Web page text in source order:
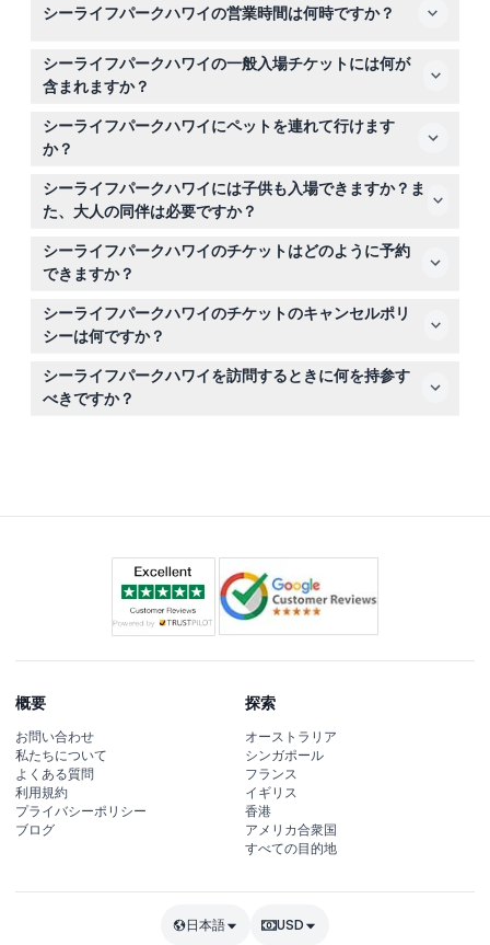
シーライフパークハワイの営業時間は何時ですか？
シーライフパークハワイは毎日午前10時から午後4時まで
営業していますが、火曜日は休園日です（変更される場合
がありますので、ご予約時にご確認ください）。
シーライフパークハワイの一般入場チケットには何が
含まれますか？
一般入場チケットには、すべてのショーや展示、トレーナ
ーによるライブトーク、インタラクティブな給餌デモンス
トレーションが一日中含まれます。
シーライフパークハワイにペットを連れて行けます
か？
ペットはパーク内に入れませんが、サービス動物は歓迎さ
れます。
シーライフパークハワイには子供も入場できますか？ま
た、大人の同伴は必要ですか？
4歳から12歳のお子様は入場可能ですが、18歳未満の訪問
者は大人の同伴が必要です。
シーライフパークハワイのチケットはどのように予約
できますか？
このウェブサイト上で便利にオンライン予約ができ、お好
みの日付の空き状況も確認できます。
シーライフパークハワイのチケットのキャンセルポリ
シーは何ですか？
チケットは返金不可でキャンセルできません。予約時に選
択した日時にご利用ください。
シーライフパークハワイを訪問するときに何を持参す
べきですか？
概要
お問い合わせ
私たちについて
よくある質問
利用規約
プライバシーポリシー
ブログ
探索
オーストラリア
シンガポール
フランス
イギリス
香港
アメリカ合衆国
すべての目的地
日本語 USD